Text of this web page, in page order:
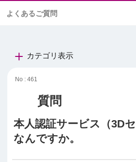
よくあるご質問
カテゴリ表示
No : 461
本人認証サービス（3D
なんですか。